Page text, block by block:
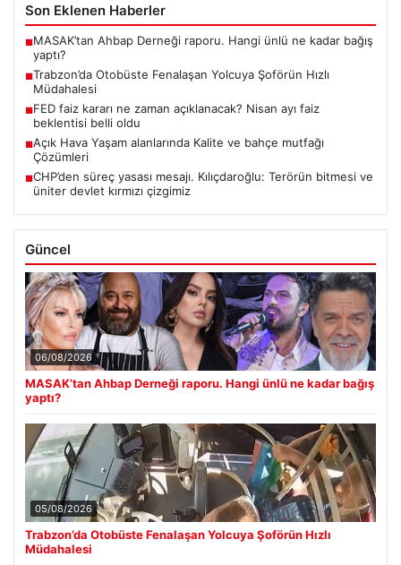
Son Eklenen Haberler
■MASAK’tan Ahbap Derneği raporu. Hangi ünlü ne kadar bağış
yaptı?
■Trabzon’da Otobüste Fenalaşan Yolcuya Şoförün Hızlı
Müdahalesi
■FED faiz kararı ne zaman açıklanacak? Nisan ayı faiz
beklentisi belli oldu
■Açık Hava Yaşam alanlarında Kalite ve bahçe mutfağı
Çözümleri
■CHP’den süreç yasası mesajı. Kılıçdaroğlu: Terörün bitmesi ve
üniter devlet kırmızı çizgimiz
Güncel
06/08/2026
MASAK’tan Ahbap Derneği raporu. Hangi ünlü ne kadar bağış
yaptı?
05/08/2026
Trabzon’da Otobüste Fenalaşan Yolcuya Şoförün Hızlı
Müdahalesi